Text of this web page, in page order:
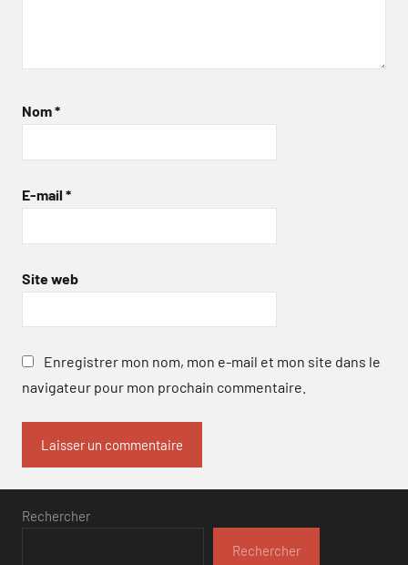
Nom*
E-mail *
Site web
Enregistrer mon nom, mon e-mail et mon site dans le
navigateur pour mon prochain commentaire.
Rechercher
Rechercher